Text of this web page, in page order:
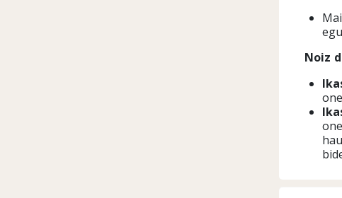
Noiz
I